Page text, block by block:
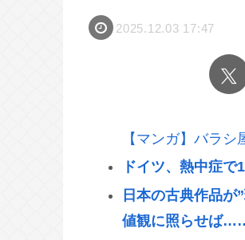
2025.12.03 17:47
【マンガ】バラ
ドイツ、熱中症
日本の古典作品が
値観に照らせば